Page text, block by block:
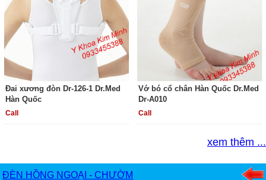
Đai xương đòn Dr-126-1 Dr.Med
Hàn Quốc
Call
Vớ bó cổ chân Hàn Quốc Dr.Med
Dr-A010
Call
xem thêm ...
ĐÈN HỒNG NGOẠI - CHƯỜM